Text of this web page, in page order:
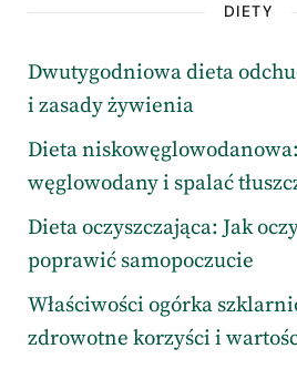
DIETY
Dwutygodniowa dieta
i zasady żywienia
Dieta
węglowodany i spalać
Dieta oczyszczająca: Jak
poprawić samopoczucie
Właściwości ogórka
zdrowotne korzyści i